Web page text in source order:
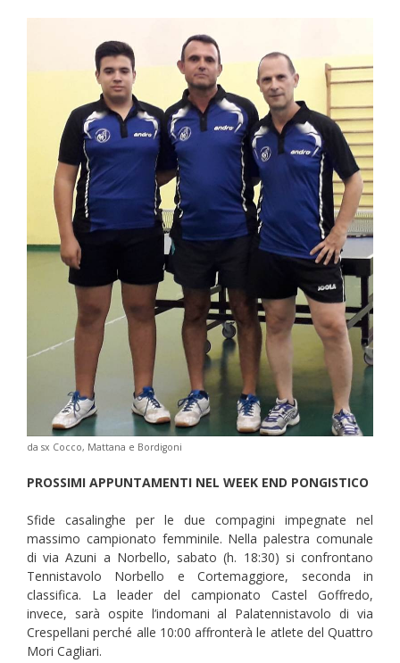
da sx Cocco, Mattana e Bordigoni
PROSSIMI APPUNTAMENTI NEL WEEK END PONGISTICO
Sfide casalinghe per le due compagini impegnate nel
massimo campionato femminile. Nella palestra comunale
di via Azuni a Norbello, sabato (h. 18:30) si confrontano
Tennistavolo Norbello e Cortemaggiore, seconda in
classifica. La leader del campionato Castel Goffredo,
invece, sarà ospite l’indomani al Palatennistavolo di via
Crespellani perché alle 10:00 affronterà le atlete del Quattro
Mori Cagliari.